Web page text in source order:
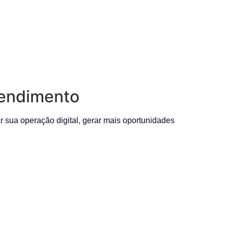
sua operação digital, gerar mais oportunidades